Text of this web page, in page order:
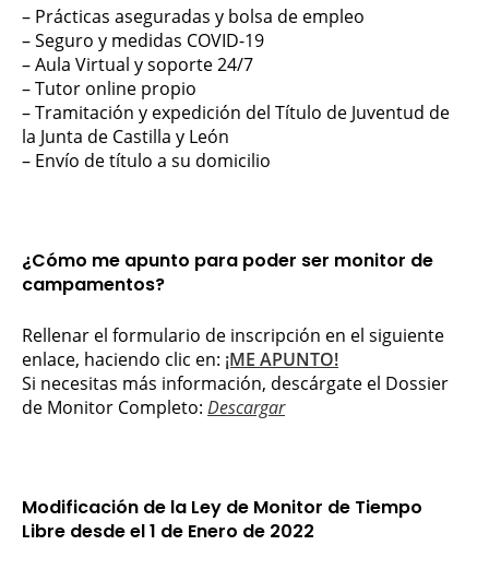
– Prácticas aseguradas y bolsa de empleo
– Seguro y medidas COVID-19
– Aula Virtual y soporte 24/7
– Tutor online propio
– Tramitación y expedición del Título de Juventud de
la Junta de Castilla y León
– Envío de título a su domicilio
¿Cómo me apunto para poder ser monitor de
campamentos?
Rellenar el formulario de inscripción en el siguiente
enlace, haciendo clic en: ¡ME APUNTO!
Si necesitas más información, descárgate el Dossier
de Monitor Completo: Descargar
Modificación de la Ley de Monitor de Tiempo
Libre desde el 1 de Enero de 2022